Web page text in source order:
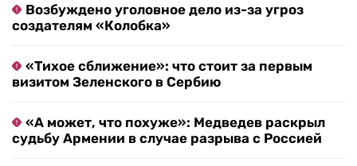
Возбуждено уголовное дело из-за угроз
создателям «Колобка»
«Тихое сближение»: что стоит за первым
визитом Зеленского в Сербию
«А может, что похуже»: Медведев раскрыл
судьбу Армении в случае разрыва с Россией